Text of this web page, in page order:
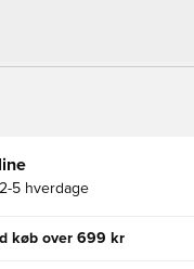
2-5 hverdage
køb over 699 kr